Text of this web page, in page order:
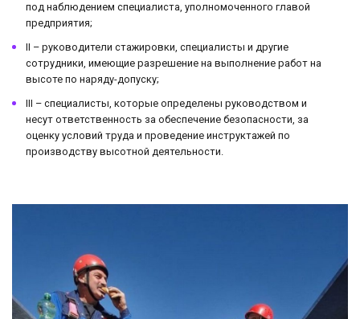
под наблюдением специалиста, уполномоченного главой
предприятия;
II – руководители стажировки, специалисты и другие
сотрудники, имеющие разрешение на выполнение работ на
высоте по наряду-допуску;
III – специалисты, которые определены руководством и
несут ответственность за обеспечение безопасности, за
оценку условий труда и проведение инструктажей по
производству высотной деятельности.